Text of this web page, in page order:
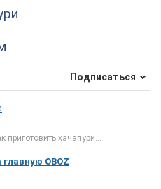
Подписаться
приготовить хачапури...
OBOZ